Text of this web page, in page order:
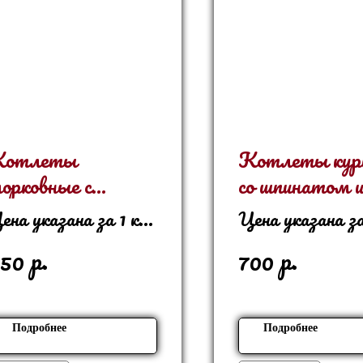
с
указана за 1 кг
р.
Подробнее
Котлеты
со шпинатом и
морковью
Цена указана
700р.
Подробнее